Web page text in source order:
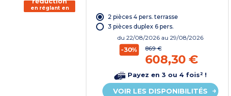
en réglant en
chèque
2 pièces 4 pers. terrasse
3 pièces duplex 6 pers.
du22/08/2026 au 29/08/2026
-30% 869 €
608,30 €
Payez en 3 ou 4 fois² !
VOIR LES DISPONIBILITÉS